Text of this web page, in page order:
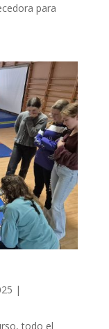
para
|
todo el